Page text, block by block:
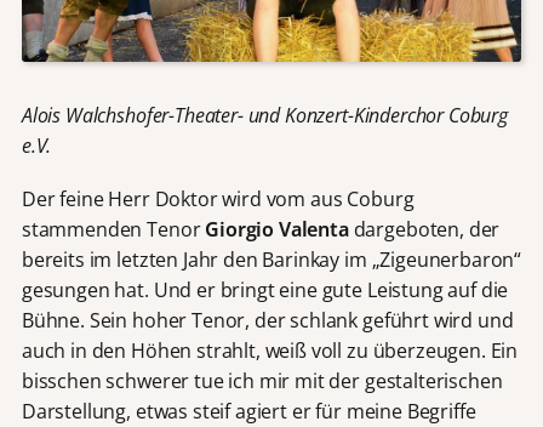
Alois Walchshofer-Theater- und Konzert-Kinderchor Coburg
e.V.
Der feine Herr Doktor wird vom aus Coburg
stammenden TenorGiorgio Valentadargeboten, der
bereits im letzten Jahr den Barinkay im „Zigeunerbaron“
gesungen hat. Und er bringt eine gute Leistung auf die
Bühne. Sein hoher Tenor, der schlank geführt wird und
auch in den Höhen strahlt, weiß voll zu überzeugen. Ein
bisschen schwerer tue ich mir mit der gestalterischen
Darstellung, etwas steif agiert er für meine Begriffe